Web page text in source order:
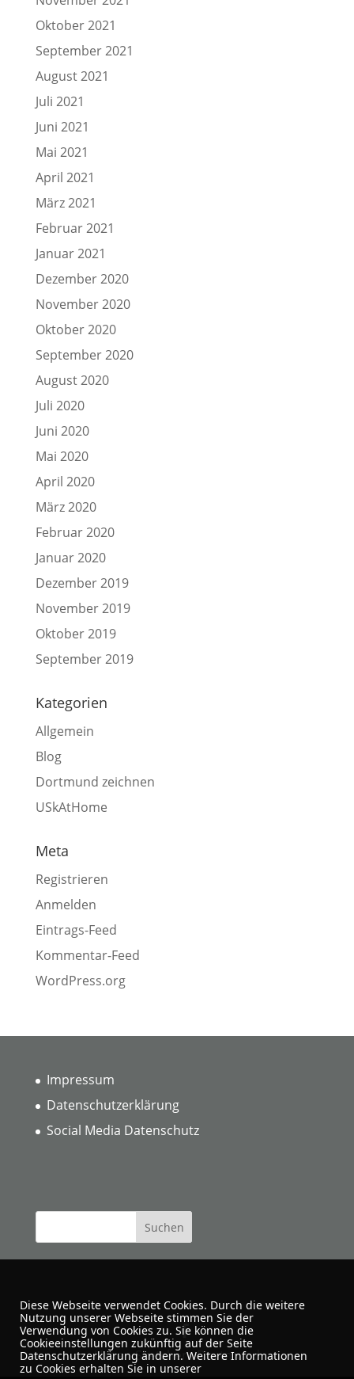
Oktober 2021
September 2021
August 2021
Juli 2021
Juni 2021
Mai 2021
April 2021
März 2021
Februar 2021
Januar 2021
Dezember 2020
November 2020
Oktober 2020
September 2020
August 2020
Juli 2020
Juni 2020
Mai 2020
April 2020
März 2020
Februar 2020
Januar 2020
Dezember 2019
November 2019
Oktober 2019
September 2019
Kategorien
Allgemein
Blog
Dortmund zeichnen
USkAtHome
Meta
Registrieren
Anmelden
Eintrags-Feed
Kommentar-Feed
WordPress.org
Impressum
Datenschutzerklärung
Social Media Datenschutz
Urban Sketchers Dortmund
Diese Webseite verwendet Cookies. Durch die weitere
Nutzung unserer Webseite stimmen Sie der
Verwendung von Cookies zu. Sie können die
Cookieeinstellungen zukünftig auf der Seite
Datenschutzerklärung ändern. Weitere Informationen
zu Cookies erhalten Sie in unserer